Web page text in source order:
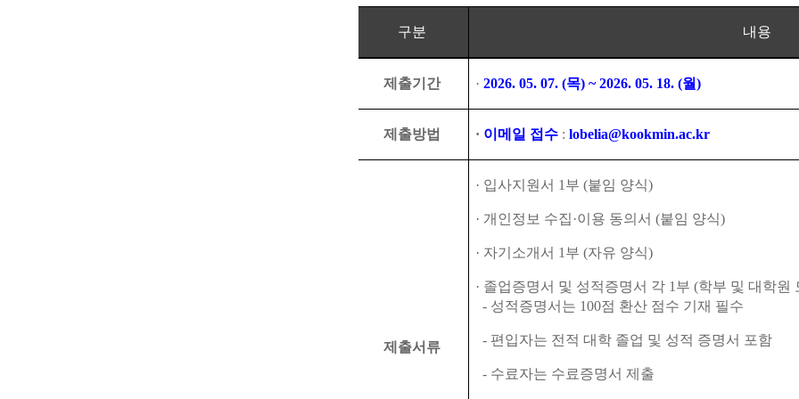
구분 내용
제출기간 · 2026. 05. 07. (목) ~ 2026. 05. 18. (월)
제출방법 · 이메일 접수 : lobelia@kookmin.ac.kr
제출서류
· 입사지원서 1 부 (붙임 양식)
· 개인정보 수집 ·이용 동의서 (붙임 양식)
· 자기소개서 1 부 (자유 양식)
· 졸업증명서 및 성적증명서 각 1 부 (학부 및 대학원
- 성적증명서는 100점 환산 점수 기재 필수
- 편입자는 전적 대학 졸업 및 성적 증명서 포함
- 수료자는 수료증명서 제출